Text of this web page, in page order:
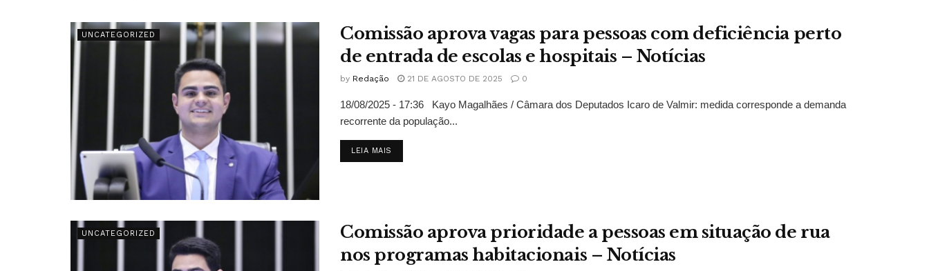
UNCATEGORIZED
Comissão aprova vagas para pessoas com deficiência perto
de entrada de escolas e hospitais – Notícias
by Redação 21 DE AGOSTO DE 2025 0
18/08/2025 - 17:36 Kayo Magalhães / Câmara dos Deputados Icaro de Valmir: medida corresponde a demanda
recorrente da população...
LEIA MAIS
UNCATEGORIZED
Comissão aprova prioridade a pessoas em situação de rua
nos programas habitacionais – Notícias